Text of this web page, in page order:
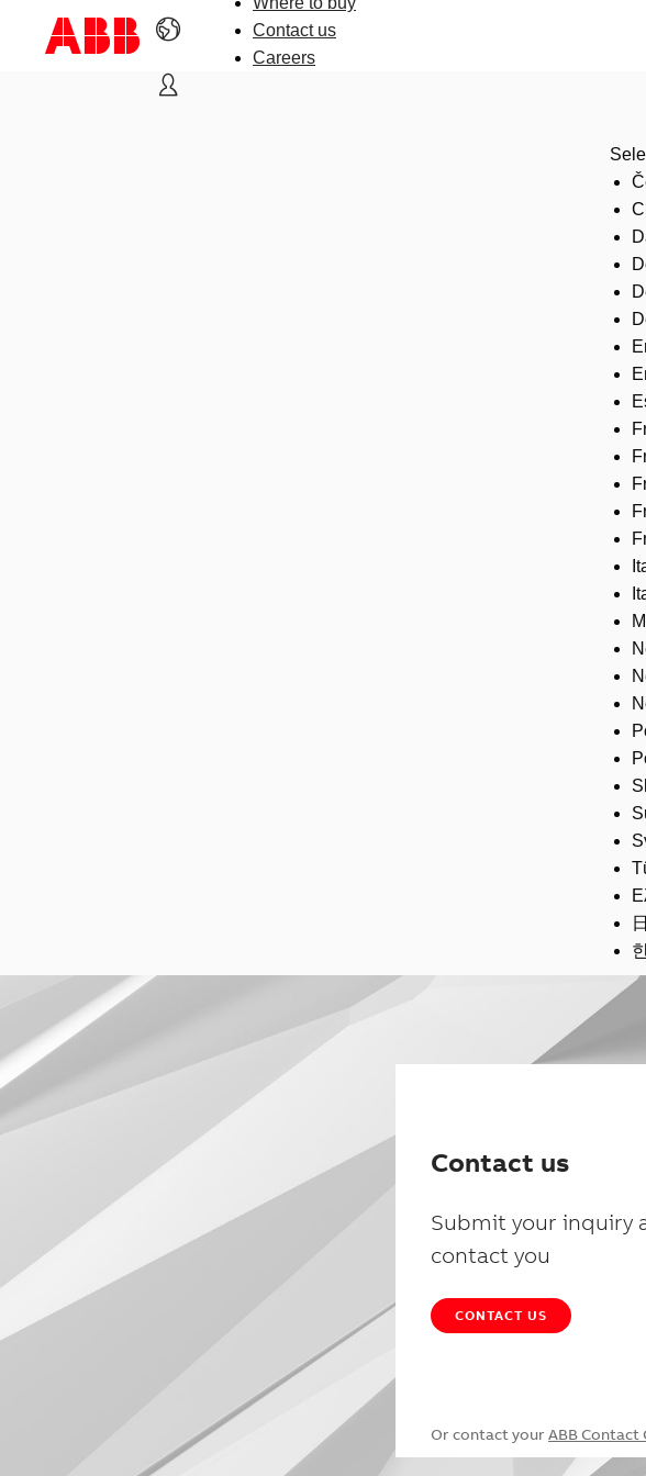
Contact us
Careers
Contact us
Submit your inquiry
contact you
CONTACT US
Or contact your ABB Contact